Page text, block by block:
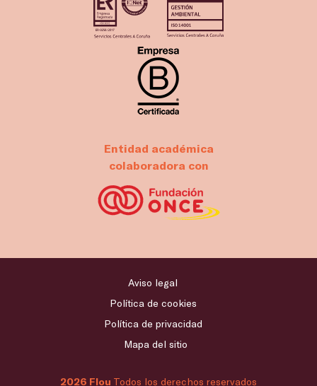
Entidad académica
colaboradora con
2026 Flou Todos los derechos reservados
Aviso legal
Política de cookies
Política de privacidad
Mapa del sitio